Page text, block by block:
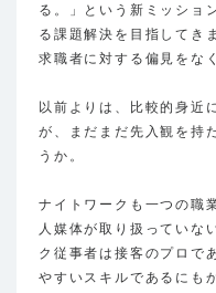
る。」という新ミッショ
る課題解決を目指してき
求職者に対する偏見をな
以前よりは、比較的身近
が、まだまだ先入観を持
うか。
ナイトワークも一つの職
人媒体が取り扱っていな
ク従事者は接客のプロで
やすいスキルであるにも